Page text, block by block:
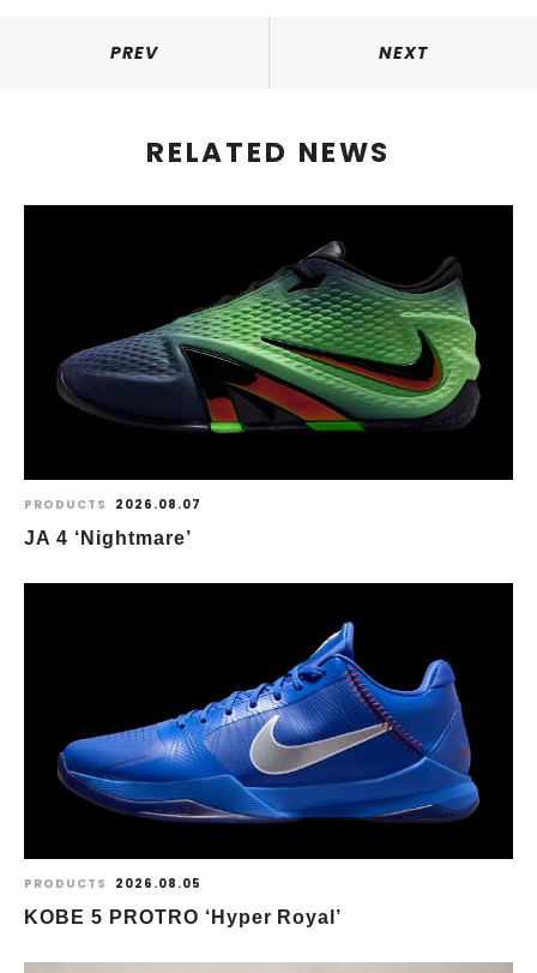
PREV NEXT
RELATED NEWS
PRODUCTS 2026.08.07
JA 4 ‘Nightmare’
PRODUCTS 2026.08.05
KOBE 5 PROTRO ‘Hyper Royal’